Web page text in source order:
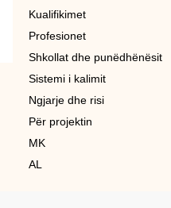
Kualifikimet
Profesionet
Shkollat dhe punëdhënësit
Sistemi i kalimit
Ngjarje dhe risi
Për projektin
MK
AL